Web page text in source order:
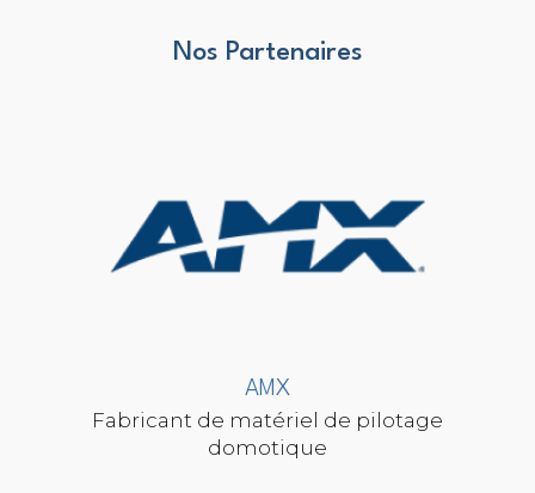
Nos Partenaires
AMX
Fabricant de matériel de pilotage
domotique